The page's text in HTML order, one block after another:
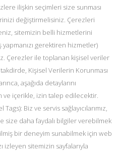
ilişkin seçimleri size sunması
değiştirmelisiniz. Çerezleri
sitemizin belli hizmetlerini
gerektiren hizmetler)
Çerezler ile toplanan kişisel veriler
Kişisel Verilerin Korunması
aşağıda detaylarını
ve içerikle, izin talep edilecektir.
Biz ve servis sağlayıcılarımız,
size daha faydalı bilgiler verebilmek
bir deneyim sunabilmek için web
izleyen sitemizin sayfalarıyla